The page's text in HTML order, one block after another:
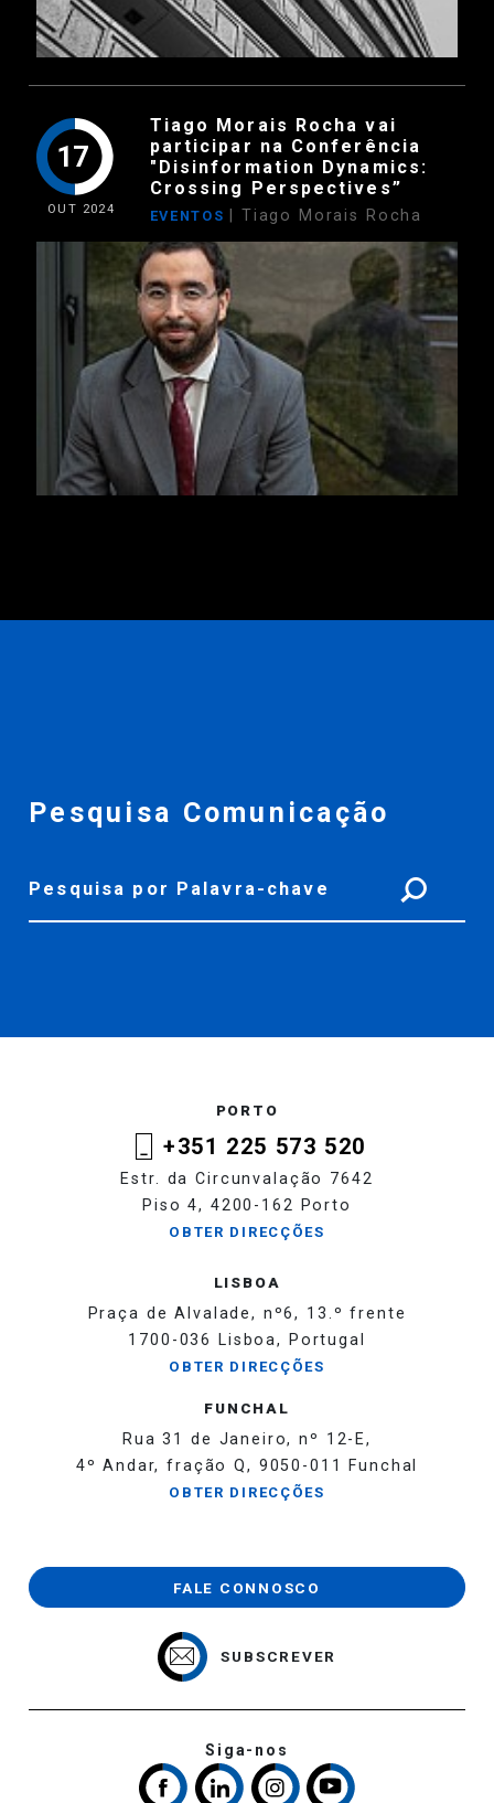
17
OUT 2024
Tiago Morais Rocha vai
participar na Conferência
"Disinformation Dynamics:
Crossing Perspectives”
EVENTOS | Tiago Morais Rocha
Pesquisa Comunicação
PORTO
+351 225 573 520
Estr. da Circunvalação 7642
Piso 4, 4200-162 Porto
OBTER DIRECÇÕES
LISBOA
Praça de Alvalade, nº6, 13.º frente
1700-036 Lisboa, Portugal
OBTER DIRECÇÕES
FUNCHAL
Rua 31 de Janeiro, nº 12-E,
4º Andar, fração Q, 9050-011 Funchal
OBTER DIRECÇÕES
FALE CONNOSCO
SUBSCREVER
Siga-nos